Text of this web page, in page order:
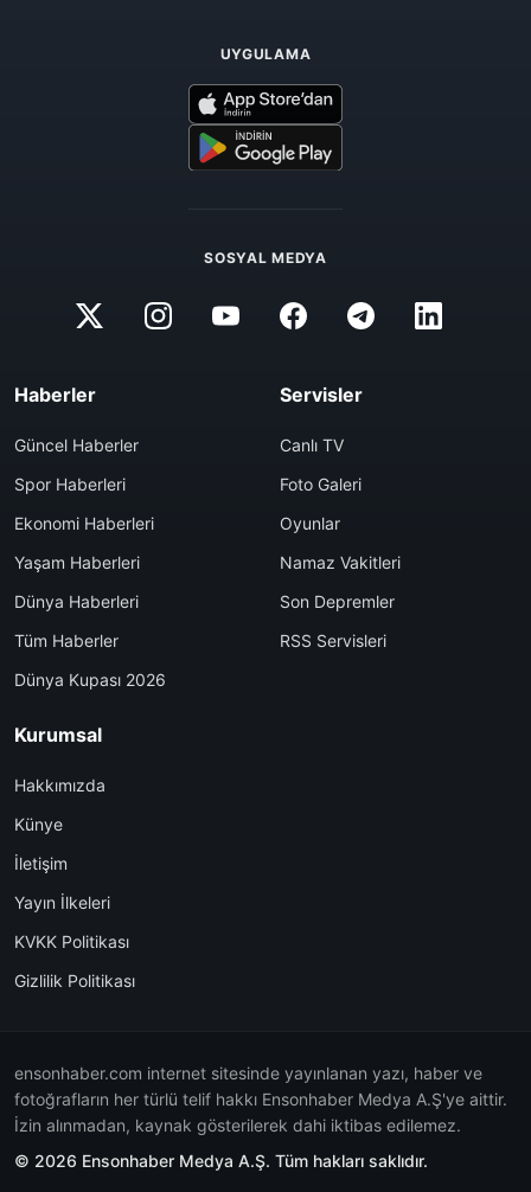
UYGULAMA
SOSYAL MEDYA
Haberler
Güncel Haberler
Spor Haberleri
Ekonomi Haberleri
Yaşam Haberleri
Dünya Haberleri
Tüm Haberler
Dünya Kupası 2026
Servisler
Canlı TV
Foto Galeri
Oyunlar
Namaz Vakitleri
Son Depremler
RSS Servisleri
Kurumsal
Hakkımızda
Künye
İletişim
Yayın İlkeleri
KVKK Politikası
Gizlilik Politikası
ensonhaber.com internet sitesinde yayınlanan yazı, haber ve
fotoğrafların her türlü telif hakkı Ensonhaber Medya A.Ş'ye aittir.
İzin alınmadan, kaynak gösterilerek dahi iktibas edilemez.
© 2026 Ensonhaber Medya A.Ş. Tüm hakları saklıdır.